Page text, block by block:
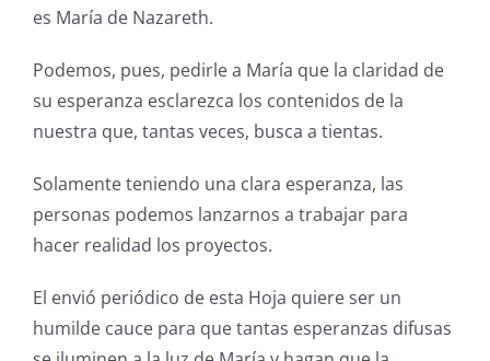
es María de Nazareth.
Podemos, pues, pedirle a María que la claridad de
su esperanza esclarezca los contenidos de la
nuestra que, tantas veces, busca a tientas.
Solamente teniendo una clara esperanza, las
personas podemos lanzarnos a trabajar para
hacer realidad los proyectos.
El envió periódico de esta Hoja quiere ser un
humilde cauce para que tantas esperanzas difusas